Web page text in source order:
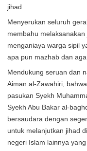
jihad
Menyerukan seluruh
membahu
menganiaya warga sipil
apa pun mazhab dan
Mendukung seruan dan
Aiman al-Zawahiri,
pasukan Syekh
Syekh Abu Bakar al-
bersaudara dengan
untuk melanjutkan jihad
negeri Islam lainnya yang